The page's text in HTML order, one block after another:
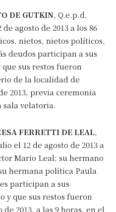
DE GUTKIN, Q.e.p.d.
agosto de 2013 a los 86
nietos, nietos políticos,
deudos participan a sus
sus restos fueron
de la localidad de
2013, previa ceremonia
sala velatoria.
FERRETTI DE LEAL,
el 12 de agosto de 2013 a
Mario Leal; su hermano
hermana política Paula
participan a sus
y que sus restos fueron
2013, a las 9 horas, en el